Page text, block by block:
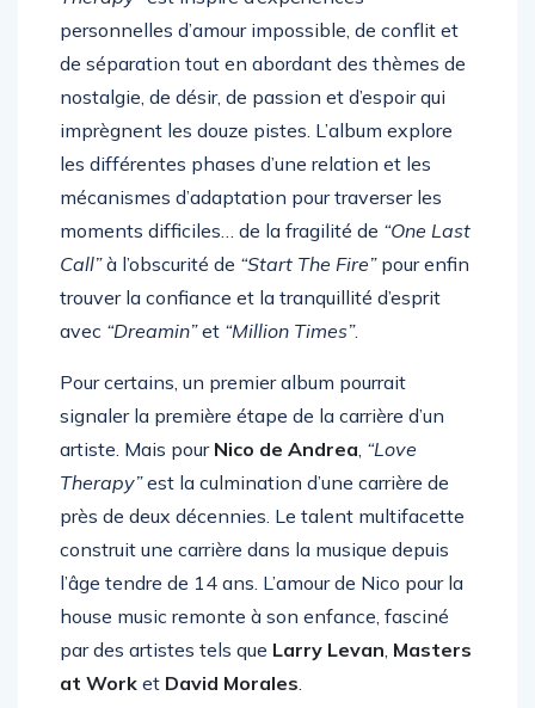
personnelles d’amour impossible, de conflit et
de séparation tout en abordant des thèmes de
nostalgie, de désir, de passion et d’espoir qui
imprègnent les douze pistes. L’album explore
les différentes phases d’une relation et les
mécanismes d’adaptation pour traverser les
moments difficiles… de la fragilité de“One Last
Call”à l’obscurité de“Start The Fire”pour enfin
trouver la confiance et la tranquillité d’esprit
avec“Dreamin”et“Million Times”.
signaler la première étape de la carrière d’un
artiste. Mais pourNico de Andrea,“Love
Therapy”est la culmination d’une carrière de
près de deux décennies. Le talent multifacette
construit une carrière dans la musique depuis
l’âge tendre de 14 ans. L’amour de Nico pour la
house music remonte à son enfance, fasciné
par des artistes tels queLarry Levan ,Masters
at WorketDavid Morales.